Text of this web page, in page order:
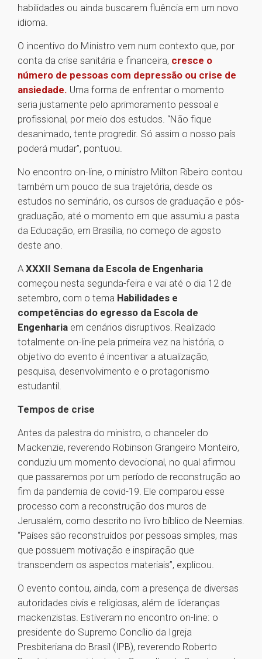
habilidades ou ainda buscarem fluência em um novo
idioma.
O incentivo do Ministro vem num contexto que, por
conta da crise sanitária e financeira, cresce o
número de pessoas com depressão ou crise de
ansiedade. Uma forma de enfrentar o momento
seria justamente pelo aprimoramento pessoal e
profissional, por meio dos estudos. “Não fique
desanimado, tente progredir. Só assim o nosso país
poderá mudar”, pontuou.
No encontro on-line, o ministro Milton Ribeiro contou
também um pouco de sua trajetória, desde os
estudos no seminário, os cursos de graduação e pós-
graduação, até o momento em que assumiu a pasta
da Educação, em Brasília, no começo de agosto
deste ano.
A XXXII Semana da Escola de Engenharia
começou nesta segunda-feira e vai até o dia 12 de
setembro, com o tema Habilidades e
competências do egresso da Escola de
Engenharia em cenários disruptivos. Realizado
totalmente on-line pela primeira vez na história, o
objetivo do evento é incentivar a atualização,
pesquisa, desenvolvimento e o protagonismo
estudantil.
Tempos de crise
Antes da palestra do ministro, o chanceler do
Mackenzie, reverendo Robinson Grangeiro Monteiro,
conduziu um momento devocional, no qual afirmou
que passaremos por um período de reconstrução ao
fim da pandemia de covid-19. Ele comparou esse
processo com a reconstrução dos muros de
Jerusalém, como descrito no livro bíblico de Neemias.
“Países são reconstruídos por pessoas simples, mas
que possuem motivação e inspiração que
transcendem os aspectos materiais”, explicou.
O evento contou, ainda, com a presença de diversas
autoridades civis e religiosas, além de lideranças
mackenzistas. Estiveram no encontro on-line: o
presidente do Supremo Concílio da Igreja
Presbiteriana do Brasil (IPB), reverendo Roberto